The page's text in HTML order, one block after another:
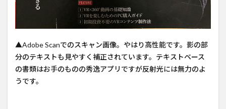
▲Adobe Scanでのスキャン画像。やはり高性能です。影の部
分のテキストも見やすく補正されています。テキストベース
の書類はお手のものの秀逸アプリですが反射光には無力のよ
うです。